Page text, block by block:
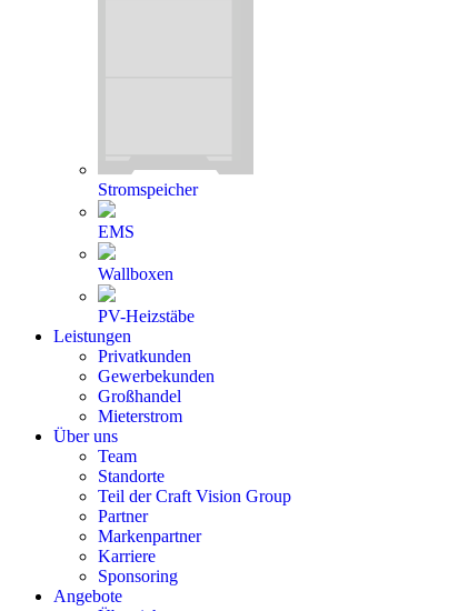
Stromspeicher
EMS
Wallboxen
PV-Heizstäbe
Leistungen
Privatkunden
Gewerbekunden
Großhandel
Mieterstrom
Über uns
Team
Standorte
Teil der Craft Vision Group
Partner
Markenpartner
Karriere
Sponsoring
Angebote